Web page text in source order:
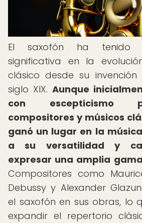
El saxofón ha tenido
significativa en la
clásico desde su
siglo XIX. Aunque
con escepticismo
compositores y músicos
ganó un lugar en la
a su versatilidad y
expresar una amplia
Compositores como
Debussy y Alexander
el saxofón en sus obras, lo
expandir el repertorio